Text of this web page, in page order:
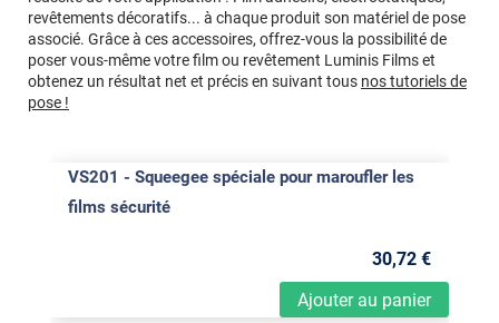
revêtements décoratifs... à chaque produit son matériel de pose
associé. Grâce à ces accessoires, offrez-vous la possibilité de
poser vous-même votre film ou revêtement Luminis Films et
obtenez un résultat net et précis en suivant tous nos tutoriels de
pose !
VS201 - Squeegee spéciale pour maroufler les
films sécurité
Ajouter au panier
30,72 €